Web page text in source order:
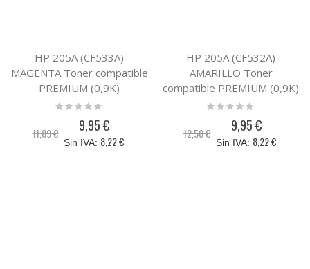
HP 205A (CF533A)
MAGENTA Toner compatible
PREMIUM (0,9K)
Rating:
11,89 €
Precio
especial
9,95 €
8,22 €
HP 205A (CF532A)
AMARILLO Toner
compatible PREMIUM (0,9K)
Rating:
12,50 €
Precio
especial
9,95 €
8,22 €